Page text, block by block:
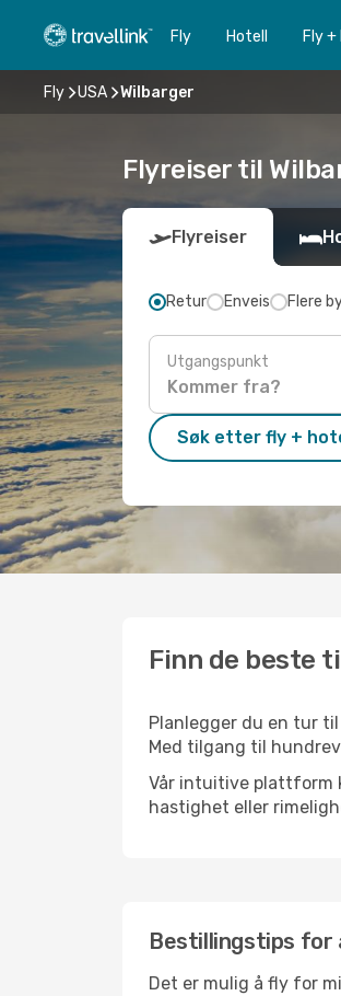
Fly Hotell Fly +
Fly USA Wilbarger
Flyreiser til
Flyreiser
Retur Enveis Flere
Utgangspunkt
Søk etter fly +
Finn de beste
Planlegger du en tur
Med tilgang til
Vår intuitive plattform
hastighet eller
Bestillingstips for
Det er mulig å fly for